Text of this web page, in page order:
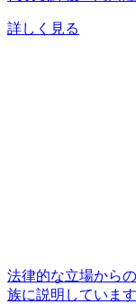
詳しく見る
法律的な立場から
族に説明していま